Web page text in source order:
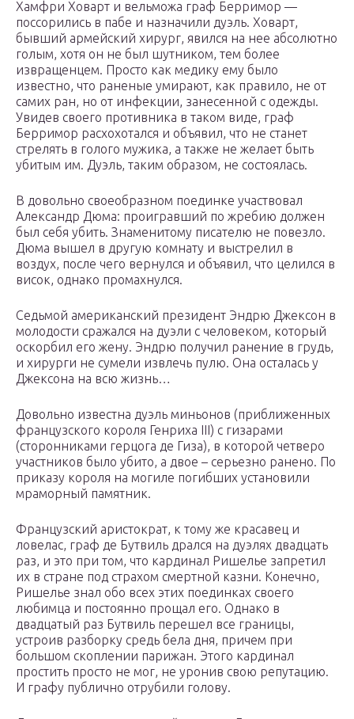
Хамфри Ховарт и вельможа граф Берримор —
поссорились в пабе и назначили дуэль. Ховарт,
бывший армейский хирург, явился на нее абсолютно
голым, хотя он не был шутником, тем более
извращенцем. Просто как медику ему было
известно, что раненые умирают, как правило, не от
самих ран, но от инфекции, занесенной с одежды.
Увидев своего противника в таком виде, граф
Берримор расхохотался и объявил, что не станет
стрелять в голого мужика, а также не желает быть
убитым им. Дуэль, таким образом, не состоялась.
В довольно своеобразном поединке участвовал
Александр Дюма: проигравший по жребию должен
был себя убить. Знаменитому писателю не повезло.
Дюма вышел в другую комнату и выстрелил в
воздух, после чего вернулся и объявил, что целился в
висок, однако промахнулся.
Седьмой американский президент Эндрю Джексон в
молодости сражался на дуэли с человеком, который
оскорбил его жену. Эндрю получил ранение в грудь,
и хирурги не сумели извлечь пулю. Она осталась у
Джексона на всю жизнь…
Довольно известна дуэль миньонов (приближенных
французского короля Генриха III) с гизарами
(сторонниками герцога де Гиза), в которой четверо
участников было убито, а двое – серьезно ранено. По
приказу короля на могиле погибших установили
мраморный памятник.
Французский аристократ, к тому же красавец и
ловелас, граф де Бутвиль дрался на дуэлях двадцать
раз, и это при том, что кардинал Ришелье запретил
их в стране под страхом смертной казни. Конечно,
Ришелье знал обо всех этих поединках своего
любимца и постоянно прощал его. Однако в
двадцатый раз Бутвиль перешел все границы,
устроив разборку средь бела дня, причем при
большом скоплении парижан. Этого кардинал
простить просто не мог, не уронив свою репутацию.
И графу публично отрубили голову.